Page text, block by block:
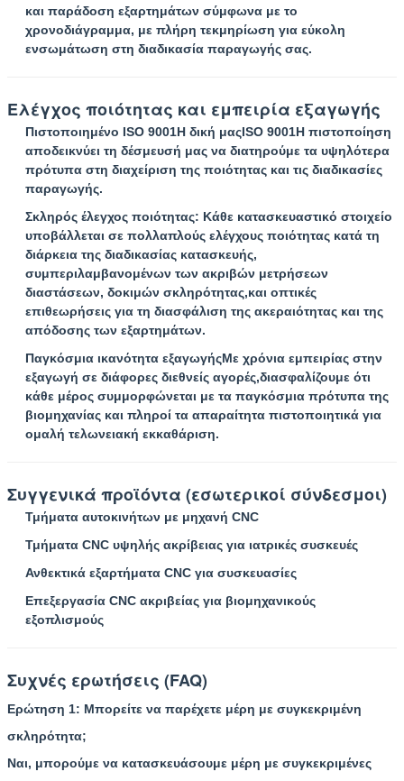
και παράδοση εξαρτημάτων σύμφωνα με το
χρονοδιάγραμμα, με πλήρη τεκμηρίωση για εύκολη
ενσωμάτωση στη διαδικασία παραγωγής σας.
Ελέγχος ποιότητας και εμπειρία εξαγωγής
Πιστοποιημένο ISO 9001Η δική μαςISO 9001Η πιστοποίηση
αποδεικνύει τη δέσμευσή μας να διατηρούμε τα υψηλότερα
πρότυπα στη διαχείριση της ποιότητας και τις διαδικασίες
παραγωγής.
Σκληρός έλεγχος ποιότητας: Κάθε κατασκευαστικό στοιχείο
υποβάλλεται σε πολλαπλούς ελέγχους ποιότητας κατά τη
διάρκεια της διαδικασίας κατασκευής,
συμπεριλαμβανομένων των ακριβών μετρήσεων
διαστάσεων, δοκιμών σκληρότητας,και οπτικές
επιθεωρήσεις για τη διασφάλιση της ακεραιότητας και της
απόδοσης των εξαρτημάτων.
Παγκόσμια ικανότητα εξαγωγήςΜε χρόνια εμπειρίας στην
εξαγωγή σε διάφορες διεθνείς αγορές,διασφαλίζουμε ότι
κάθε μέρος συμμορφώνεται με τα παγκόσμια πρότυπα της
βιομηχανίας και πληροί τα απαραίτητα πιστοποιητικά για
ομαλή τελωνειακή εκκαθάριση.
Συγγενικά προϊόντα (εσωτερικοί σύνδεσμοι)
Τμήματα αυτοκινήτων με μηχανή CNC
Τμήματα CNC υψηλής ακρίβειας για ιατρικές συσκευές
Ανθεκτικά εξαρτήματα CNC για συσκευασίες
Επεξεργασία CNC ακριβείας για βιομηχανικούς
εξοπλισμούς
Συχνές ερωτήσεις (FAQ)
Ερώτηση 1: Μπορείτε να παρέχετε μέρη με συγκεκριμένη
σκληρότητα;
Ναι, μπορούμε να κατασκευάσουμε μέρη με συγκεκριμένες